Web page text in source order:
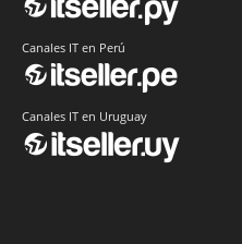
Canales IT en Perú
Canales IT en Uruguay